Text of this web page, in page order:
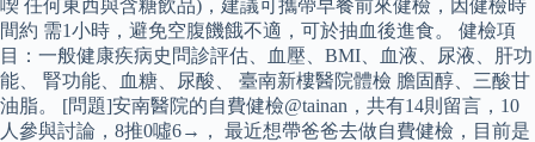
喫 任何東西與含糖飲品)，建議可攜帶早餐前來健檢，因健檢時
間約 需1小時，避免空腹饑餓不適，可於抽血後進食。 健檢項
目：一般健康疾病史問診評估、血壓、BMI、血液、尿液、肝功
能、 腎功能、血糖、尿酸、 臺南新樓醫院體檢 膽固醇、三酸甘
油脂。 [問題]安南醫院的自費健檢@tainan，共有14則留言，10
人參與討論，8推0噓6→， 最近想帶爸爸去做自費健檢，目前是